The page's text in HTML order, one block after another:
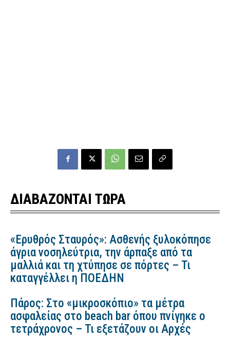
ΔΙΑΒΑΖΟΝΤΑΙ ΤΩΡΑ
«Ερυθρός Σταυρός»: Ασθενής ξυλοκόπησε
άγρια νοσηλεύτρια, την άρπαξε από τα
μαλλιά και τη χτύπησε σε πόρτες – Τι
καταγγέλλει η ΠΟΕΔΗΝ
Πάρος: Στο «μικροσκόπιο» τα μέτρα
ασφαλείας στο beach bar όπου πνίγηκε ο
τετράχρονος – Τι εξετάζουν οι Αρχές